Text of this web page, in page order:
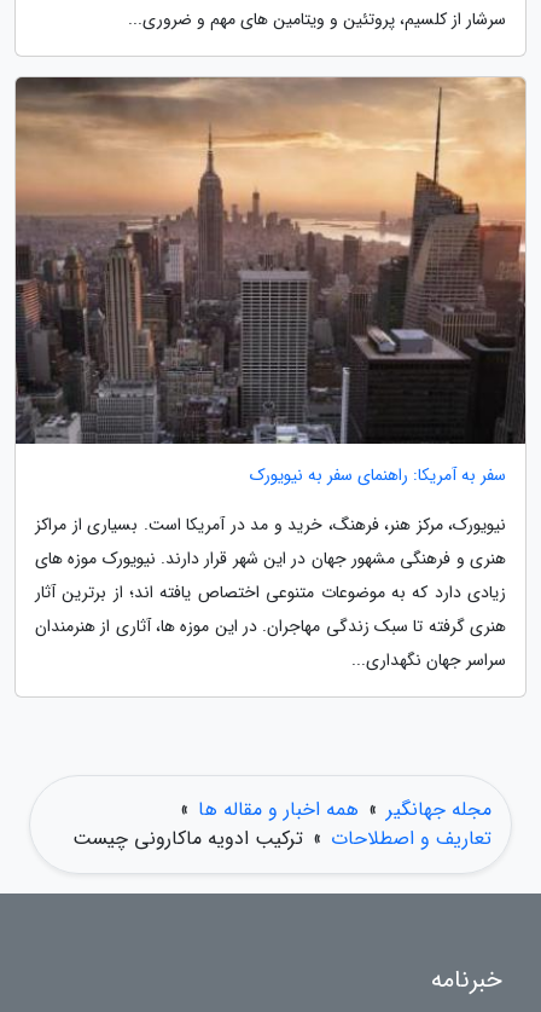
سرشار از کلسیم، پروتئین و ویتامین های مهم و ضروری...
سفر به آمریکا: راهنمای سفر به نیویورک
نیویورک، مرکز هنر، فرهنگ، خرید و مد در آمریکا است. بسیاری از مراکز
هنری و فرهنگی مشهور جهان در این شهر قرار دارند. نیویورک موزه های
زیادی دارد که به موضوعات متنوعی اختصاص یافته اند؛ از برترین آثار
هنری گرفته تا سبک زندگی مهاجران. در این موزه ها، آثاری از هنرمندان
سراسر جهان نگهداری...
مجله جهانگیر » همه اخبار و مقاله ها »
تعاریف و اصطلاحات » ترکیب ادویه ماکارونی چیست
خبرنامه